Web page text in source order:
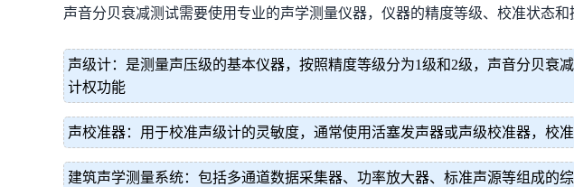
声音分贝衰减测试需要使用专业的声学测量仪器，仪器的精度等级、校准状态
声级计：是测量声压级的基本仪器，按照精度等级分为1级和2级，声音分贝衰
计权功能
声校准器：用于校准声级计的灵敏度，通常使用活塞发声器或声级校准器，校
建筑声学测量系统：包括多通道数据采集器、功率放大器、标准声源等组成的